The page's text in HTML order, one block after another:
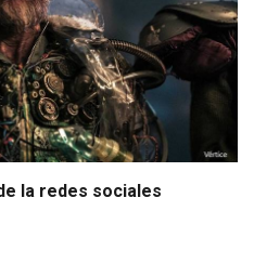
la redes sociales